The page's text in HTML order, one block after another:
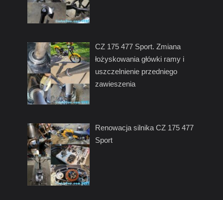
CZ 175 477 Sport. Zmiana
łożyskowania główki ramy i
uszczelnienie przedniego
zawieszenia
Renowacja silnika CZ 175 477
Sport